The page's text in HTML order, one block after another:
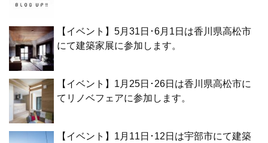
【イベント】5月31日･6月1日は香川県高松市
にて建築家展に参加します。
【イベント】1月25日･26日は香川県高松市に
てリノベフェアに参加します。
【イベント】1月11日･12日は宇部市にて建築